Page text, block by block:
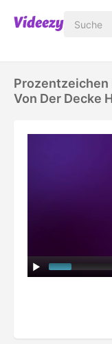
Prozentzeichen
Von Der Decke